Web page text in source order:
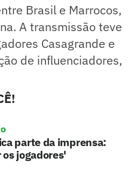
Brasil e Marrocos,
A transmissão teve
Casagrande e
de influenciadores,
parte da imprensa:
jogadores'